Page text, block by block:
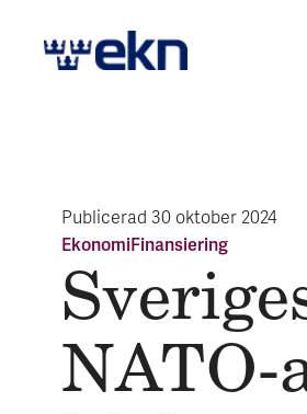
Publicerad 30 oktober 2024
EkonomiFinansiering
NATO-